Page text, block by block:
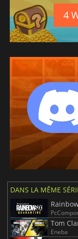
4
DANS LA MÊME
Eneba